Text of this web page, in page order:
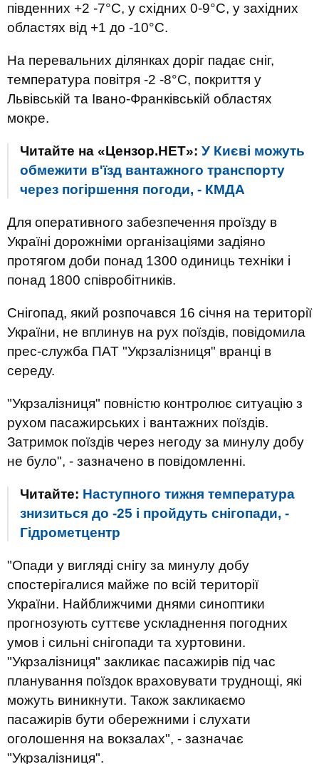
південних +2 -7°С, у східних 0-9°С, у західних
областях від +1 до -10°С.
На перевальних ділянках доріг падає сніг,
температура повітря -2 -8°С, покриття у
Львівській та Івано-Франківській областях
мокре.
Читайте на «Цензор.НЕТ»: У Києві можуть
обмежити в'їзд вантажного транспорту
через погіршення погоди, - КМДА
Для оперативного забезпечення проїзду в
Україні дорожніми організаціями задіяно
протягом доби понад 1300 одиниць техніки і
понад 1800 співробітників.
Снігопад, який розпочався 16 січня на території
України, не вплинув на рух поїздів, повідомила
прес-служба ПАТ "Укрзалізниця" вранці в
середу.
"Укрзалізниця" повністю контролює ситуацію з
рухом пасажирських і вантажних поїздів.
Затримок поїздів через негоду за минулу добу
не було", - зазначено в повідомленні.
Читайте: Наступного тижня температура
знизиться до -25 і пройдуть снігопади, -
Гідрометцентр
"Опади у вигляді снігу за минулу добу
спостерігалися майже по всій території
України. Найближчими днями синоптики
прогнозують суттєве ускладнення погодних
умов і сильні снігопади та хуртовини.
"Укрзалізниця" закликає пасажирів під час
планування поїздок враховувати труднощі, які
можуть виникнути. Також закликаємо
пасажирів бути обережними і слухати
оголошення на вокзалах", - зазначає
"Укрзалізниця".